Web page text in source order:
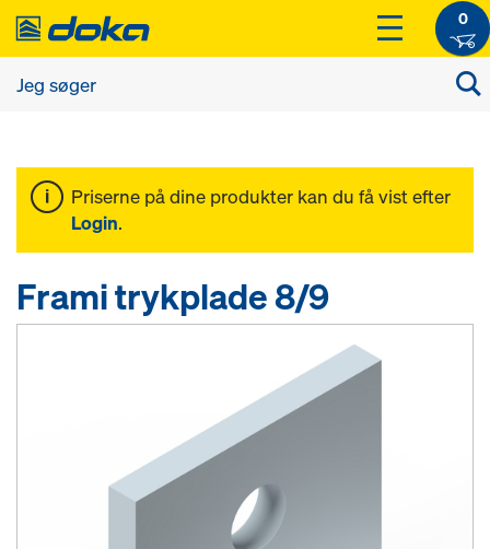
0
Priserne på dine produkter kan du få vist efter
Login.
Frami trykplade 8/9